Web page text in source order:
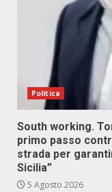
Politica
South working.
primo passo
strada per
Sicilia”
5 Agosto 2026